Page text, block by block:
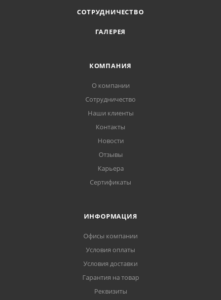
СОТРУДНИЧЕСТВО
ГАЛЕРЕЯ
КОМПАНИЯ
О компании
Сотрудничество
Наши клиенты
Контакты
Новости
Отзывы
Карьера
Сертификаты
ИНФОРМАЦИЯ
Офисы компании
Условия оплаты
Условия доставки
Гарантия на товар
Реквизиты